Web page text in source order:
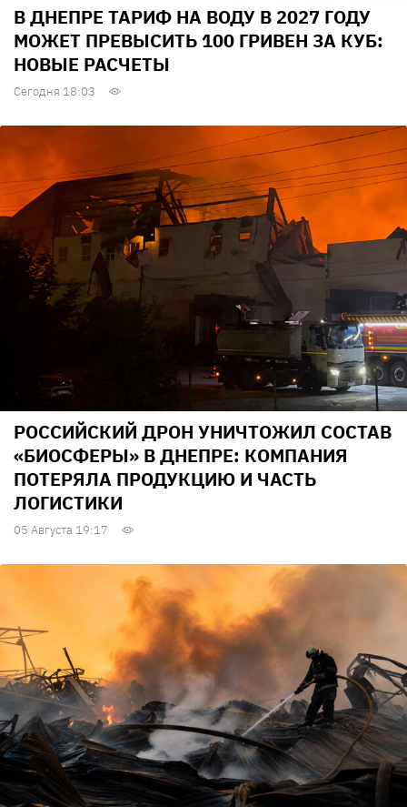
В ДНЕПРЕ ТАРИФ НА ВОДУ В 2027 ГОДУ
МОЖЕТ ПРЕВЫСИТЬ 100 ГРИВЕН ЗА КУБ:
НОВЫЕ РАСЧЕТЫ
Сегодня 18:03
РОССИЙСКИЙ ДРОН УНИЧТОЖИЛ СОСТАВ
«БИОСФЕРЫ» В ДНЕПРЕ: КОМПАНИЯ
ПОТЕРЯЛА ПРОДУКЦИЮ И ЧАСТЬ
ЛОГИСТИКИ
05 Августа 19:17